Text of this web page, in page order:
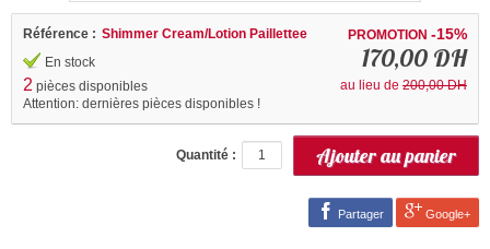
PROMOTION -15%
170,00 DH
au lieu de 200,00 DH
Référence : Shimmer Cream/Lotion Paillettee
En stock
2 pièces disponibles
Attention: dernières pièces disponibles !
Quantité :
Partager Google+